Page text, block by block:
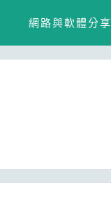
網路與軟體分享